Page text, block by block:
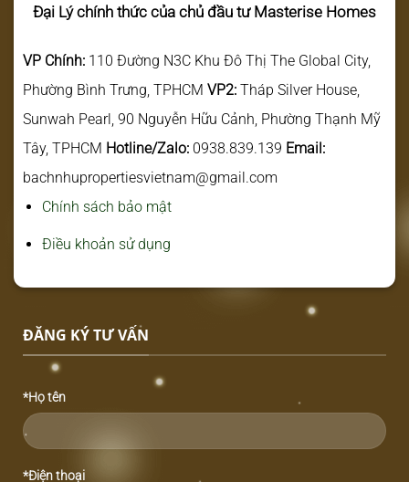
Đại Lý chính thức của chủ đầu tư Masterise Homes
VP Chính: 110 Đường N3C Khu Đô Thị The Global City,
Phường Bình Trưng, TPHCM VP2: Tháp Silver House,
Sunwah Pearl, 90 Nguyễn Hữu Cảnh, Phường Thạnh Mỹ
Tây, TPHCM Hotline/Zalo: 0938.839.139 Email:
bachnhupropertiesvietnam@gmail.com
Chính sách bảo mật
Điều khoản sử dụng
ĐĂNG KÝ TƯ VẤN
*Họ tên
*Điện thoại